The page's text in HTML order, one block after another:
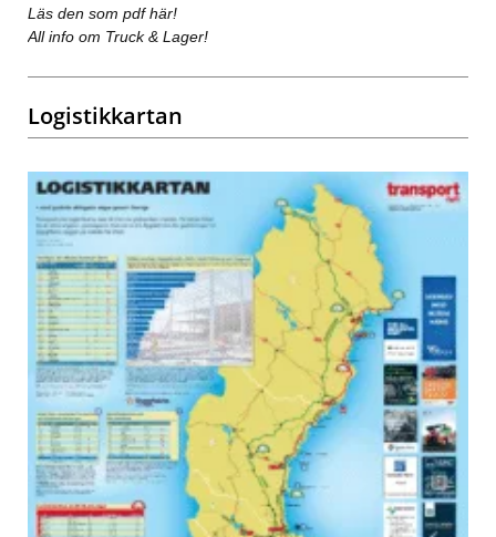
Läs den som pdf här!
All info om Truck & Lager!
Logistikkartan